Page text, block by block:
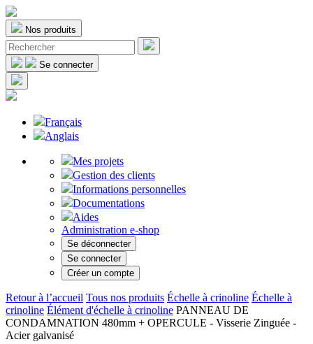
Nos produits
Se connecter
Français
Anglais
Mes projets
Gestion des clients
Informations personnelles
Documentations
Aides
Administration e-shop
Se déconnecter
Se connecter
Créer un compte
Retour à l’accueil Tous nos produits Échelle à crinoline Échelle à
crinoline Élément d'échelle à crinoline PANNEAU DE
CONDAMNATION 480mm + OPERCULE - Visserie Zinguée -
Acier galvanisé